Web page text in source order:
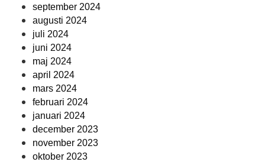
september 2024
augusti 2024
juli 2024
juni 2024
maj 2024
april 2024
mars 2024
februari 2024
januari 2024
december 2023
november 2023
oktober 2023